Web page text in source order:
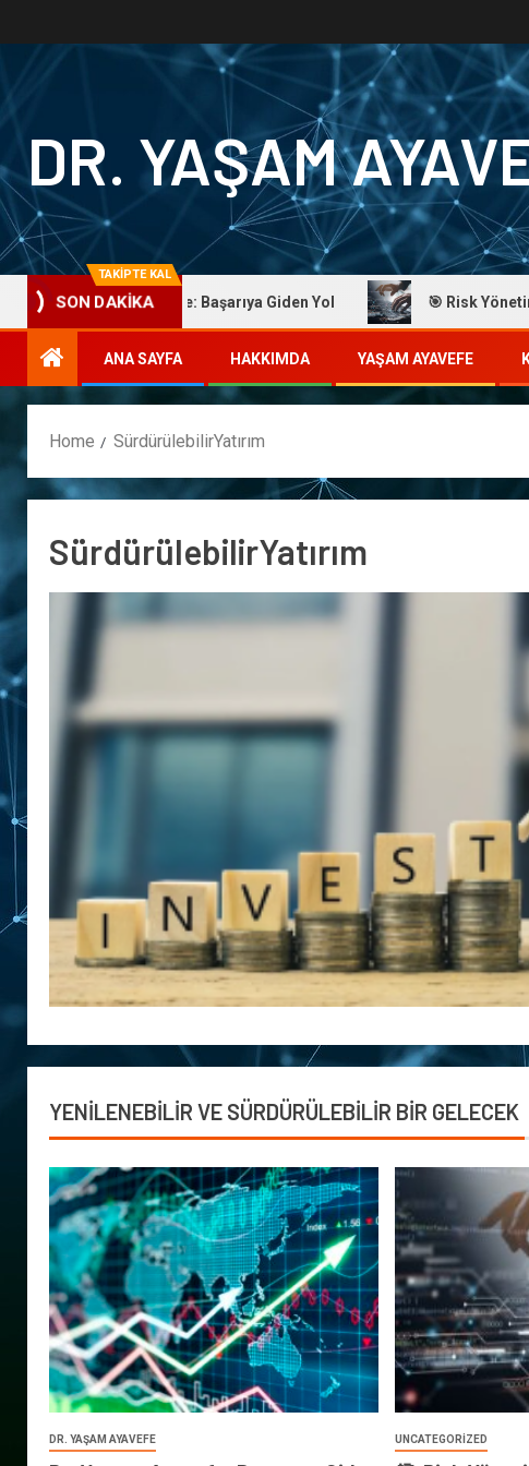
DR. YAŞAM
TAKİPTE KAL
SON DAKİKA
Dr. Yaşam Ayavefe: Başarıya Giden Yol 🎯 Risk
ANA SAYFA HAKKIMDA YAŞAM AYAVEFE
Home SürdürülebilirYatırım
SürdürülebilirYatırım
YENİLENEBİLİR VE SÜRDÜRÜLEBİLİR BİR GELECEK
DR. YAŞAM AYAVEFE UNCATEGORIZED